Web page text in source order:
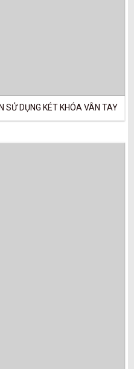
SỬ DỤNG KÉT KHÓA VÂN TAY